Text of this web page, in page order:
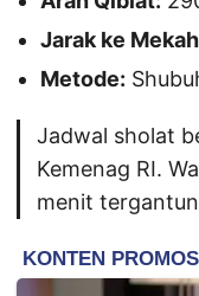
Jarak ke
Metode:
Jadwal sholat
Kemenag RI.
menit